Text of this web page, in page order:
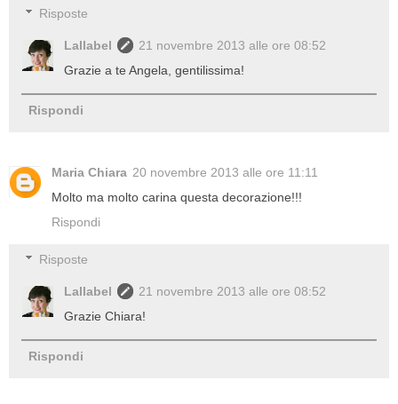
Risposte
Lallabel
21 novembre 2013 alle ore 08:52
Grazie a te Angela, gentilissima!
Rispondi
Maria Chiara 20 novembre 2013 alle ore 11:11
Molto ma molto carina questa decorazione!!!
Rispondi
Risposte
Lallabel
21 novembre 2013 alle ore 08:52
Grazie Chiara!
Rispondi